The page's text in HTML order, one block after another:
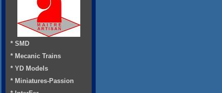
* SMD
* Mecanic Trains
* YD Models
* Miniatures-Passion